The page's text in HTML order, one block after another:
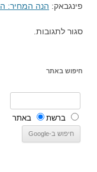
פינגבאק: הנה המחיר:
סגור לתגובות.
חיפוש באתר
ברשת באתר